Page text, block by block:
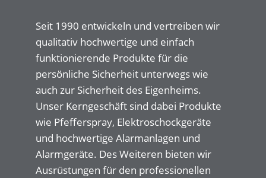
Seit 1990 entwickeln und vertreiben wir
qualitativ hochwertige und einfach
funktionierende Produkte für die
persönliche Sicherheit unterwegs wie
auch zur Sicherheit des Eigenheims.
Unser Kerngeschäft sind dabei Produkte
wie Pfefferspray, Elektroschockgeräte
und hochwertige Alarmanlagen und
Alarmgeräte. Des Weiteren bieten wir
Ausrüstungen für den professionellen